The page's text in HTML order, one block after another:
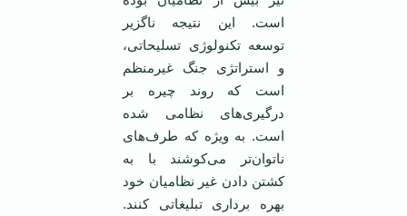
است. این نتیجه ناگزیر
توسعه تکنولوژی تسلیحاتی،
و استراتژی جنگ غیرمنظم
است که روند چیره بر
درگیری‌های نظامی‌ شده
است. به ویژه که طرف‌های
ناتوان‌تر می‌کوشند با به
کشتن دادن غیر نظامیان خود
بهره برداری تبلیغاتی کنند.